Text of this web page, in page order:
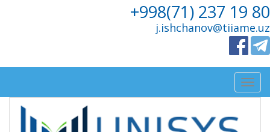
+998(71) 237 19 80
j.ishchanov@tiiame.uz